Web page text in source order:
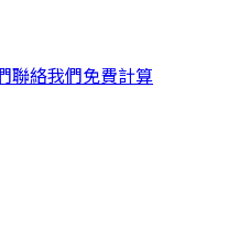
聯絡我們免費計算